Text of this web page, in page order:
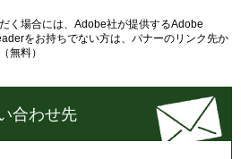
く場合には、Adobe社が提供するAdobe
をお持ちでない方は、バナーのリンク先か
無料）
合わせ先